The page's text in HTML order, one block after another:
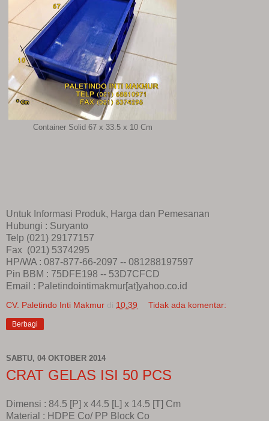
Container Solid 67 x 33.5 x 10 Cm
Untuk Informasi Produk, Harga dan Pemesanan
Hubungi : Suryanto
Telp (021) 29177157
Fax (021) 5374295
HP/WA : 087-877-66-2097 -- 081288197597
Pin BBM : 75DFE198 -- 53D7CFCD
Email : Paletindointimakmur[at]yahoo.co.id
CV. Paletindo Inti Makmur di 10.39 Tidak ada komentar:
Berbagi
SABTU, 04 OKTOBER 2014
CRAT GELAS ISI 50 PCS
Dimensi : 84.5 [P] x 44.5 [L] x 14.5 [T] Cm
Material : HDPE Co/ PP Block Co